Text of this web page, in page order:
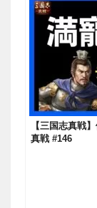
【三国志真戦
真戦 #146